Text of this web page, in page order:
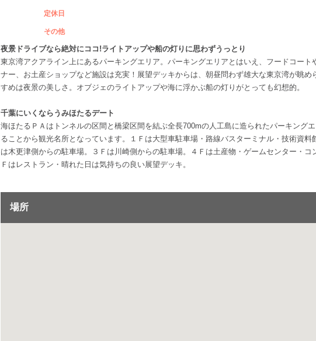
定休日
その他
夜景ドライブなら絶対にココ!ライトアップや船の灯りに思わずうっとり
東京湾アクアライン上にあるパーキングエリア。パーキングエリアとはいえ、フードコート
ナー、お土産ショップなど施設は充実！展望デッキからは、朝昼問わず雄大な東京湾が眺め
すめは夜景の美しさ。オブジェのライトアップや海に浮かぶ船の灯りがとっても幻想的。
千葉にいくならうみほたるデート
海ほたるＰＡはトンネルの区間と橋梁区間を結ぶ全長700mの人工島に造られたパーキング
ることから観光名所となっています。１Ｆは大型車駐車場・路線バスターミナル・技術資料
は木更津側からの駐車場。３Ｆは川崎側からの駐車場。４Ｆは土産物・ゲームセンター・コ
Ｆはレストラン・晴れた日は気持ちの良い展望デッキ。
場所